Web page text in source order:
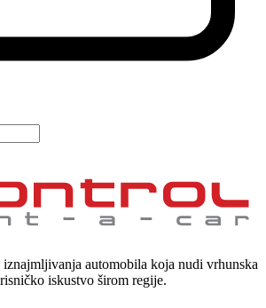
iznajmljivanja automobila koja nudi vrhunska
iskustvo širom regije.